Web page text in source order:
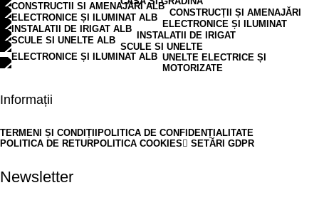
CONSTRUCȚII ȘI AMENAJĂRI
ELECTRONICE ȘI ILUMINAT
INSTALATII DE IRIGAT
SCULE SI UNELTE
UNELTE ELECTRICE ȘI
MOTORIZATE
Informații
TERMENI ȘI CONDIȚII
POLITICA DE CONFIDENȚIALITATE
POLITICA DE RETURPOLITICA COOKIES SETĂRI GDPR
Newsletter